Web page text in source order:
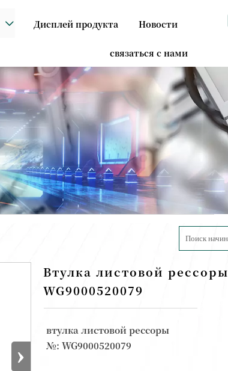
 Дисплей продукта Новости
связаться с нами
›
Втулка листовой рессоры
WG9000520079
втулка листовой рессоры
№: WG9000520079